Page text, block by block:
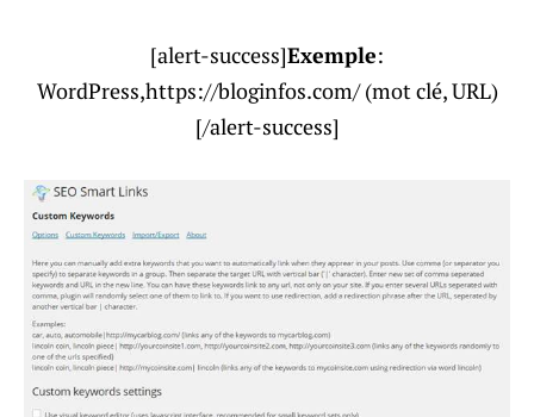
[alert-success]Exemple:
WordPress,https://bloginfos.com/ (mot clé, URL)
[/alert-success]